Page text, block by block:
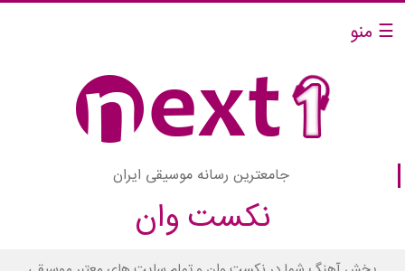
☰ منو
جامعترین رسانه موسیقی ایران
نکست وان